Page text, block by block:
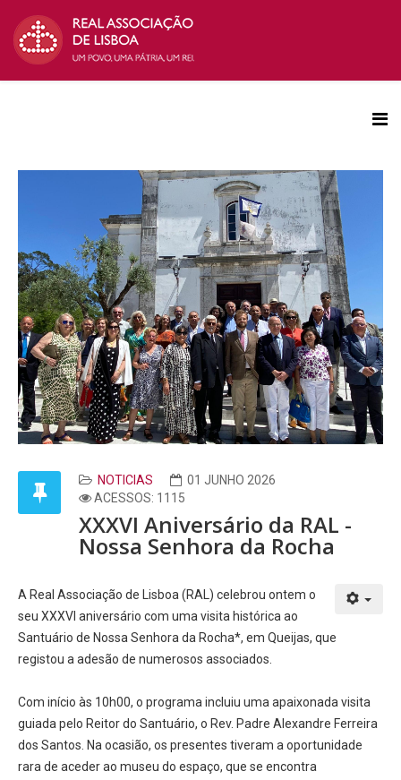
NOTICIAS
01 JUNHO 2026
ACESSOS: 1115
XXXVI Aniversário da RAL -
Nossa Senhora da Rocha
A Real Associação de Lisboa (RAL) celebrou ontem o
seu XXXVI aniversário com uma visita histórica ao
Santuário de Nossa Senhora da Rocha*, em Queijas, que
registou a adesão de numerosos associados.
Com início às 10h00, o programa incluiu uma apaixonada visita
guiada pelo Reitor do Santuário, o Rev. Padre Alexandre Ferreira
dos Santos. Na ocasião, os presentes tiveram a oportunidade
rara de aceder ao museu do espaço, que se encontra